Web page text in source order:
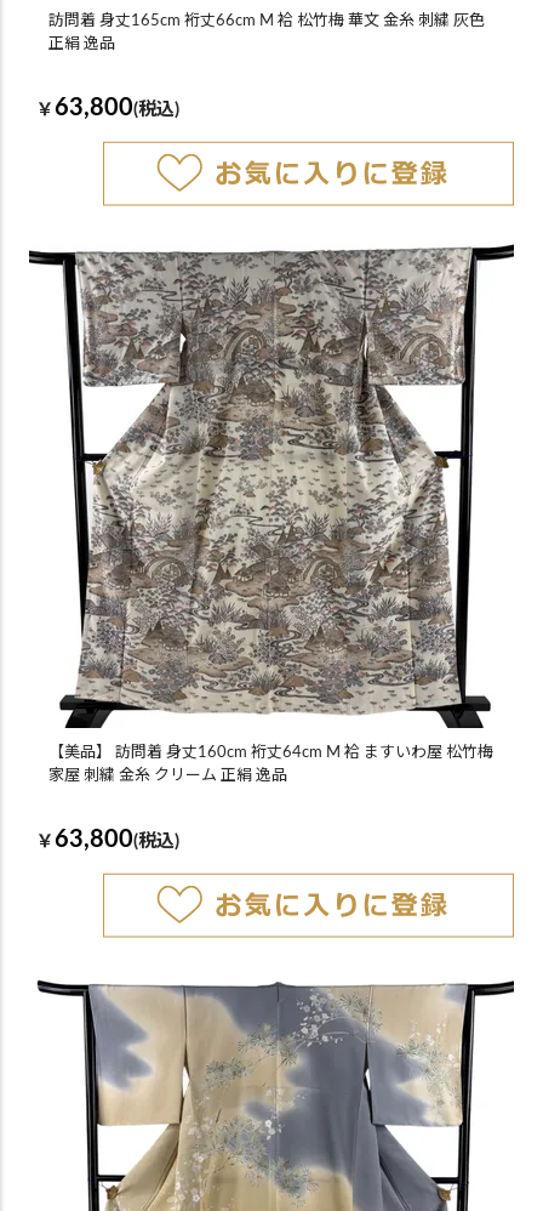
訪問着 身丈165cm 裄丈66cm M 袷 松竹梅 華文 金糸 刺繍 灰色
正絹 逸品
￥ 63,800(税込)
【美品】 訪問着 身丈160cm 裄丈64cm M 袷 ますいわ屋 松竹梅
家屋 刺繍 金糸 クリーム 正絹 逸品
￥ 63,800(税込)